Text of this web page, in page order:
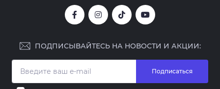
ПОДПИСЫВАЙТЕСЬ НА НОВОСТИ И АКЦИИ:
Подписаться